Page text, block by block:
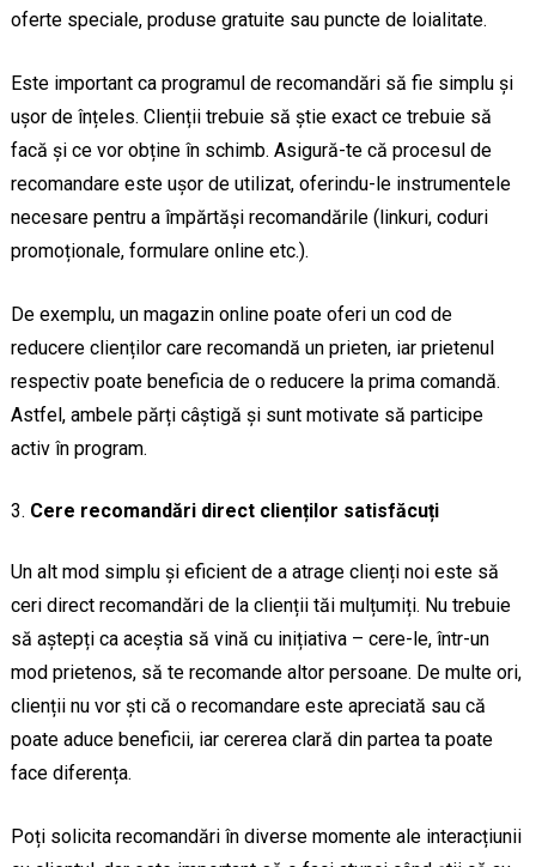
oferte speciale, produse gratuite sau puncte de loialitate.
Este important ca programul de recomandări să fie simplu și
ușor de înțeles. Clienții trebuie să știe exact ce trebuie să
facă și ce vor obține în schimb. Asigură-te că procesul de
recomandare este ușor de utilizat, oferindu-le instrumentele
necesare pentru a împărtăși recomandările (linkuri, coduri
promoționale, formulare online etc.).
De exemplu, un magazin online poate oferi un cod de
reducere clienților care recomandă un prieten, iar prietenul
respectiv poate beneficia de o reducere la prima comandă.
Astfel, ambele părți câștigă și sunt motivate să participe
activ în program.
Cere recomandări direct clienților satisfăcuți
Un alt mod simplu și eficient de a atrage clienți noi este să
ceri direct recomandări de la clienții tăi mulțumiți. Nu trebuie
să aștepți ca aceștia să vină cu inițiativa – cere-le, într-un
mod prietenos, să te recomande altor persoane. De multe ori,
clienții nu vor ști că o recomandare este apreciată sau că
poate aduce beneficii, iar cererea clară din partea ta poate
face diferența.
Poți solicita recomandări în diverse momente ale interacțiunii